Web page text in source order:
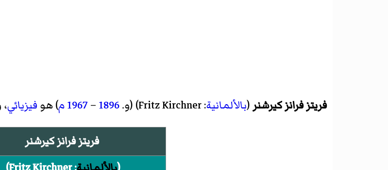
فريتز فرانز كيرشنر (بالألمانية:
Fritz Kirchner) (و.1896
–
1967م) هو فيزيائي
فريتز فرانز كيرشنر